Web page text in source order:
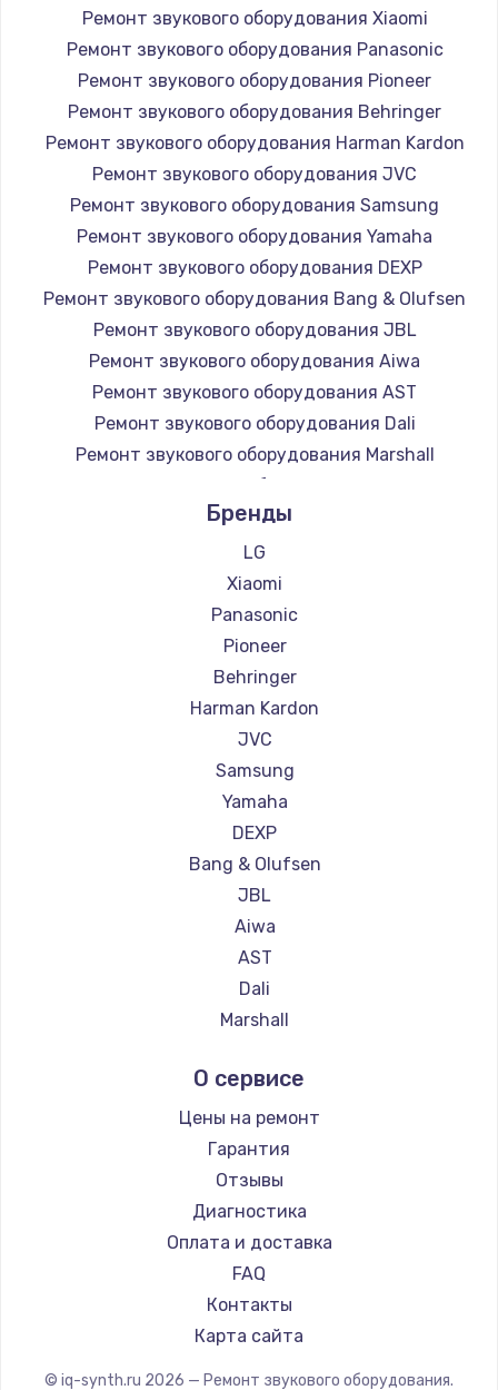
Ремонт звукового оборудования Xiaomi
Ремонт звукового оборудования Panasonic
Ремонт звукового оборудования Pioneer
Ремонт звукового оборудования Behringer
Ремонт звукового оборудования Harman Kardon
Ремонт звукового оборудования JVC
Ремонт звукового оборудования Samsung
Ремонт звукового оборудования Yamaha
Ремонт звукового оборудования DEXP
Ремонт звукового оборудования Bang & Olufsen
Ремонт звукового оборудования JBL
Ремонт звукового оборудования Aiwa
Ремонт звукового оборудования AST
Ремонт звукового оборудования Dali
Ремонт звукового оборудования Marshall
Ремонт звукового оборудования Supra
Бренды
LG
Xiaomi
Panasonic
Pioneer
Behringer
Harman Kardon
JVC
Samsung
Yamaha
DEXP
Bang & Olufsen
JBL
Aiwa
AST
Dali
Marshall
О сервисе
Цены на ремонт
Гарантия
Отзывы
Диагностика
Оплата и доставка
FAQ
Контакты
Карта сайта
© iq-synth.ru 2026 — Ремонт звукового оборудования.